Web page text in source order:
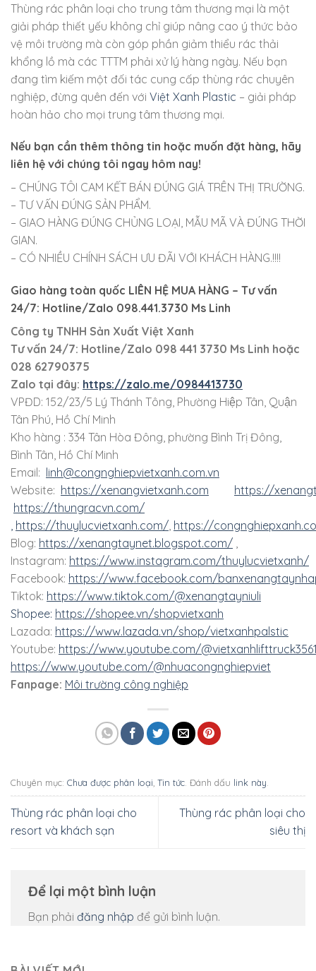
Thùng rác phân loại cho trung tâm thương mại là một
giải pháp thiết yếu không chỉ giúp nâng cao ý thức bảo
vệ môi trường mà còn góp phần giảm thiểu rác thải
khổng lồ mà các TTTM phải xử lý hàng ngày. Nếu bạn
đang tìm kiếm một đối tác cung cấp thùng rác chuyên
nghiệp, đừng quên đến với Việt Xanh Plastic – giải pháp
hoàn hảo cho mọi trung tâm thương mại.
Nếu bạn cần thêm thông tin hoặc muốn đặt hàng, hãy
liên hệ với chúng tôi ngay hôm nay!
– CHÚNG TÔI CAM KẾT BÁN ĐÚNG GIÁ TRÊN THỊ TRƯỜNG.
– TƯ VẤN ĐÚNG SẢN PHẨM.
– GIAO HÀNG ĐÚNG CHỦNG LOẠI, MẪU MÃ VÀ ĐÚNG THỜI
GIAN.
– CÓ NHIỀU CHÍNH SÁCH ƯU ĐÃI VỚI KHÁCH HÀNG.!!!!
Giao hàng toàn quốc LIÊN HỆ MUA HÀNG – Tư vấn
24/7: Hotline/Zalo 098.441.3730 Ms Linh
Công ty TNHH Sản Xuất Việt Xanh
Tư vấn 24/7: Hotline/Zalo 098 441 3730 Ms Linh hoặc
028 62790375
Zalo tại đây: https://zalo.me/0984413730
VPĐD: 152/23/5 Lý Thánh Tông, Phường Hiệp Tân, Quận
Tân Phú, Hồ Chí Minh
Kho hàng : 334 Tân Hòa Đông, phường Bình Trị Đông,
Bình Tân, Hồ Chí Minh
Email: linh@congnghiepvietxanh.com.vn
Website: https://xenangvietxanh.com
https://
https://thungracvn.com/
, https://thuylucvietxanh.com/, https://
Blog: https://xenangtaynet.blogspot.com/ ,
Instagram: https://www.instagram.com/thuylucvietxanh/
Facebook: https://www.facebook.com/
Tiktok: https://www.tiktok.com/@xenangtayniuli
Shopee: https://shopee.vn/shopvietxanh
Lazada: https://www.lazada.vn/shop/vietxanhpalstic
Youtube: https://www.youtube.com/
https://www.youtube.com/@nhuacongnghiepviet
Fanpage: Môi trường công nghiệp
Chuyên mục: Chưa được phân loại, Tin tức. Đánh dấu link này.
Thùng rác phân loại cho
resort và khách sạn
Thùng rác phân loại cho
siêu thị
Để lại một bình luận
Bạn phải đăng nhập để gửi bình luận.